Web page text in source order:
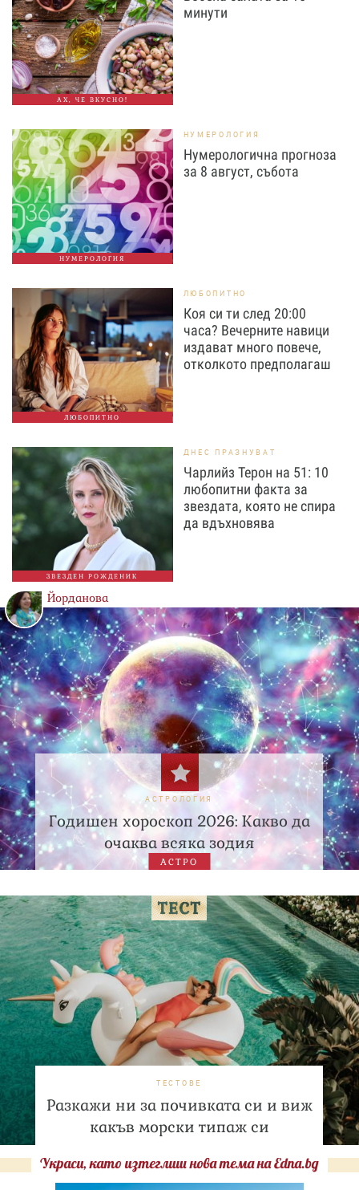
АХ, ЧЕ ВКУСНО!
минути
НУМЕРОЛОГИЯ
НУМЕРОЛОГИЯ
Нумерологична прогноза
за 8 август, събота
ЛЮБОПИТНО
ЛЮБОПИТНО
Коя си ти след 20:00
часа? Вечерните навици
издават много повече,
отколкото предполагаш
ЗВЕЗДЕН РОЖДЕНИК
ДНЕС ПРАЗНУВАТ
Чарлийз Терон на 51: 10
любопитни факта за
звездата, която не спира
да вдъхновява
Йорданова
АСТРОЛОГИЯ
Годишен хороскоп 2026: Какво да
очаква всяка зодия
АСТРО
ТЕСТОВЕ
Разкажи ни за почивката си и виж
какъв морски типаж си
Украси, като изтеглиш нова тема на Edna.bg